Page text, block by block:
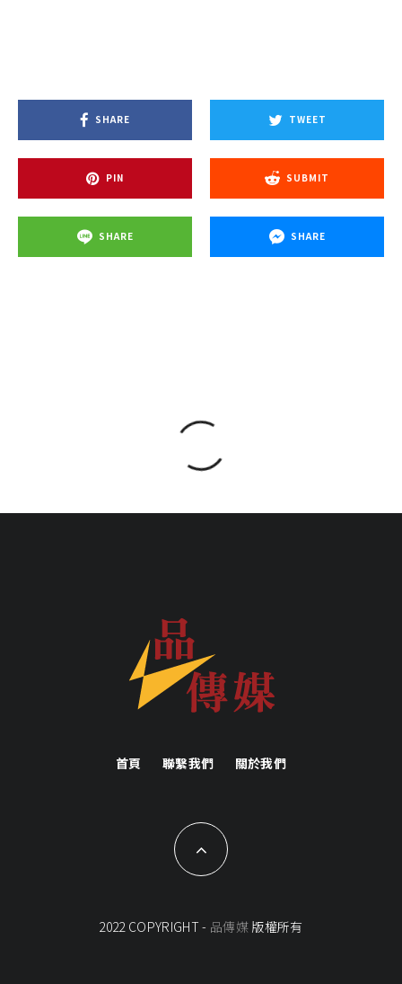
SHARE TWEET
PIN SUBMIT
SHARE SHARE
首頁 聯繫我們 關於我們
2022 COPYRIGHT - 品傳媒 版權所有